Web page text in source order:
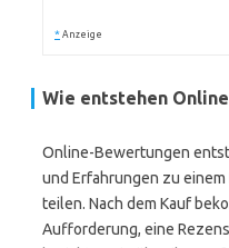
* Anzeige
Wie entstehen
Online-Bewertungen
und Erfahrungen zu
teilen. Nach dem Kauf
Aufforderung, eine